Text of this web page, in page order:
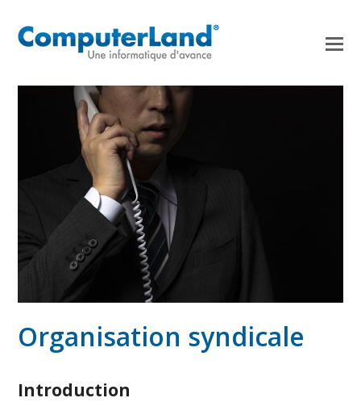
Organisation syndicale
Introduction